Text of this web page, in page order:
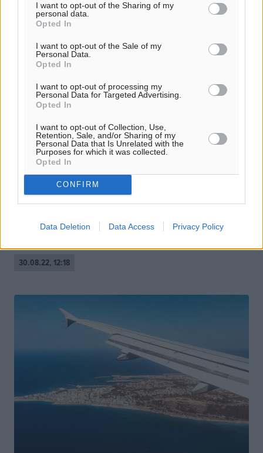
I want to opt-out of the Sharing of my
personal data.
Opted In
I want to opt-out of the Sale of my
Personal Data.
Opted In
I want to opt-out of processing my
Personal Data for Targeted Advertising.
Opted In
I want to opt-out of Collection, Use,
Retention, Sale, and/or Sharing of my
Personal Data that Is Unrelated with the
Purposes for which it was collected.
Opted In
CONFIRM
Data Deletion Data Access Privacy Policy
Κ. Μητσοτάκης για ΔΕΘ: Μετρημένες
παρεμβάσεις, οι πόροι δεν είναι
ανεξάντλητοι
Η κυβέρνηση θα συνεχίσει να στηρίζει αλλά οι πόροι δεν
μετρημένα, υπογράμμισε ο πρωθυπουργός Κυριάκος
Μητσοτάκης, κατά την ...
30.08.22, 12:18